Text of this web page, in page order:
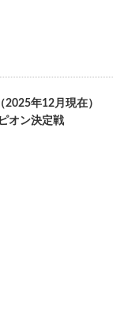
年12月現在）
オン決定戦